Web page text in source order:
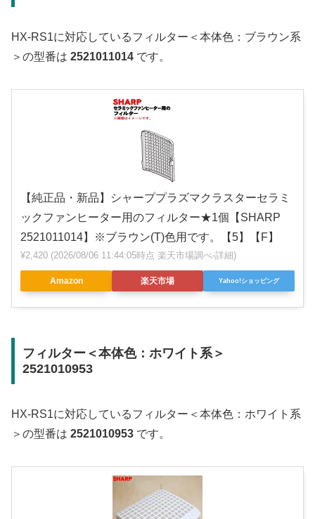
HX-RS1に対応しているフィルター＜本体色：ブラウン系
＞の型番は 2521011014 です。
【純正品・新品】シャーププラズマクラスターセラミ
ックファンヒーター用のフィルター★1個【SHARP
2521011014】※ブラウン(T)色用です。【5】【F】
¥2,420 (2026/08/06 11:44:05時点 楽天市場調べ-詳細)
Amazon 楽天市場 Yahoo!ショッピング
フィルター＜本体色：ホワイト系＞
2521010953
HX-RS1に対応しているフィルター＜本体色：ホワイト系
＞の型番は 2521010953 です。